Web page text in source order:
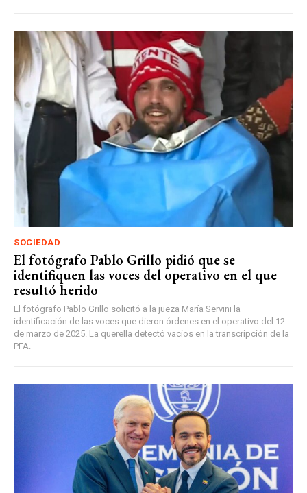
SOCIEDAD
El fotógrafo Pablo Grillo pidió que se
identifiquen las voces del operativo en el que
resultó herido
El fotógrafo Pablo Grillo solicitó a la jueza María Servini la
identificación de las voces que dieron órdenes en el operativo del 12
de marzo de 2025. La querella detectó vacíos en la transcripción de la
PFA.